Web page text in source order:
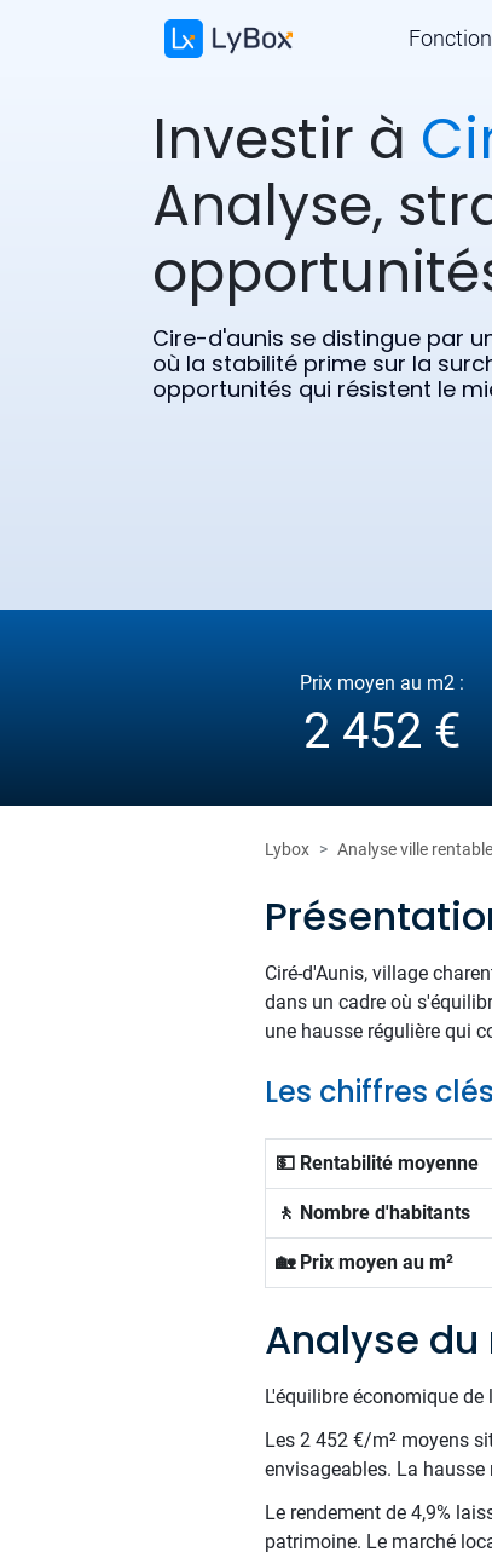
Investir à
Analyse,
Cire-d'aunis se distingue par
où la stabilité prime sur la
opportunités qui résistent le
Prix moyen au m2 :
2 452 €
Lybox Analyse ville rentable
Ciré-d'Aunis, village
dans un cadre où
une hausse régulière qui
Les chiffres
💵 Rentabilité moyenne
🚶 Nombre d'habitants
🏡 Prix moyen au m²
Analyse
L'équilibre économique
Les 2 452 €/m² moyens
envisageables. La
Le rendement de 4,9%
patrimoine. Le marché